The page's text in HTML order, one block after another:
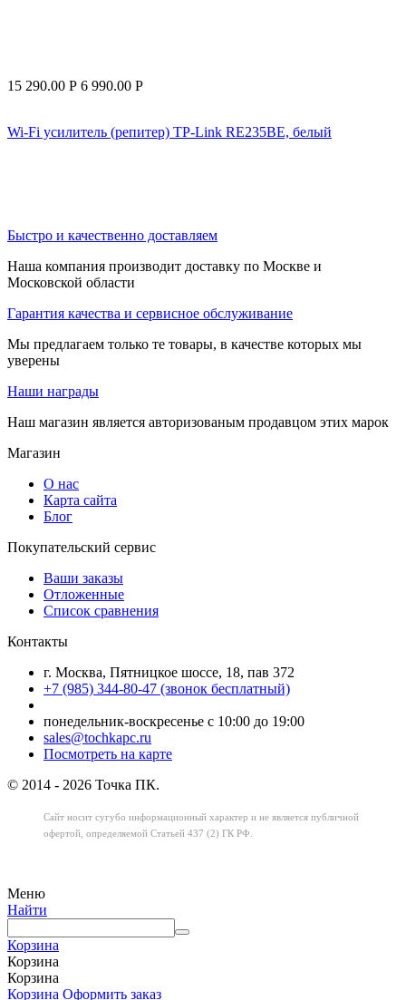
15 290.00 Р 6 990.00 Р
Wi-Fi усилитель (репитер) TP-Link RE235BE, белый
Быстро и качественно доставляем
Наша компания производит доставку по Москве и
Московской области
Гарантия качества и сервисное обслуживание
Мы предлагаем только те товары, в качестве которых мы
уверены
Наши награды
Наш магазин является авторизованым продавцом этих марок
Магазин
О нас
Карта сайта
Блог
Покупательский сервис
Ваши заказы
Отложенные
Список сравнения
Контакты
г. Москва, Пятницкое шоссе, 18, пав 372
+7 (985) 344-80-47 (звонок бесплатный)
понедельник-воскресенье с 10:00 до 19:00
sales@tochkapc.ru
Посмотреть на карте
© 2014 - 2026 Точка ПК.
Сайт носит сугубо информационный характер и не является публичной
офертой, определяемой Статьей 437 (2) ГК РФ.
Меню
Найти
Корзина
Корзина
Корзина
Корзина Оформить заказ